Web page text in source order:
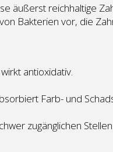
äußerst reichhaltige
Bakterien vor, die
antioxidativ.
Farb- und
zugänglichen